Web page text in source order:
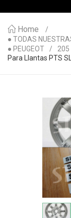
Home
● TODAS
● PEUGEOT
205
Para Llantas PTS